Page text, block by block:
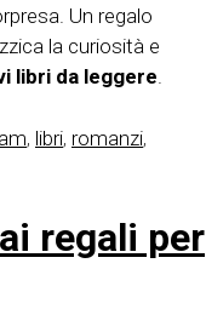
Un regalo
la curiosità e
libri da leggere.
, libri, romanzi,
regali per